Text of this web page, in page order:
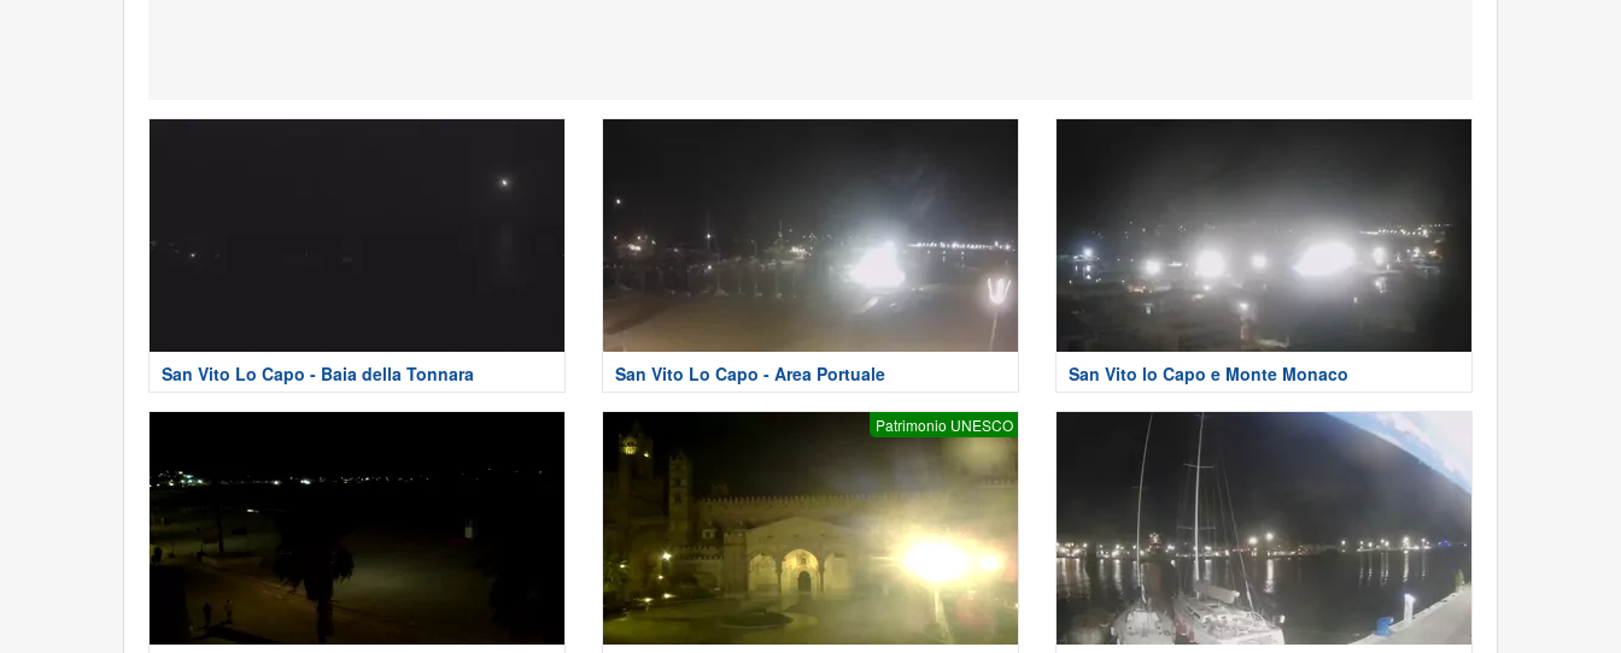
San Vito Lo Capo - Baia della Tonnara San Vito Lo Capo - Area Portuale San Vito lo Capo e Monte Monaco
Patrimonio UNESCO